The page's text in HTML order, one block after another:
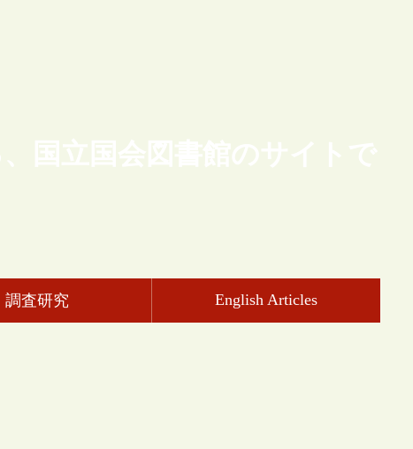
国立国会図書館のサイトで
調査研究 English Articles